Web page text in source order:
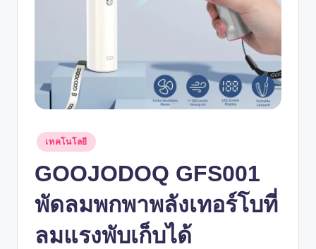
Posted
in
เทคโนโลยี
GOOJODOQ GFS001
พัดลมพกพาพลังเทอร์โบที่
ลมแรงพับเก็บได้